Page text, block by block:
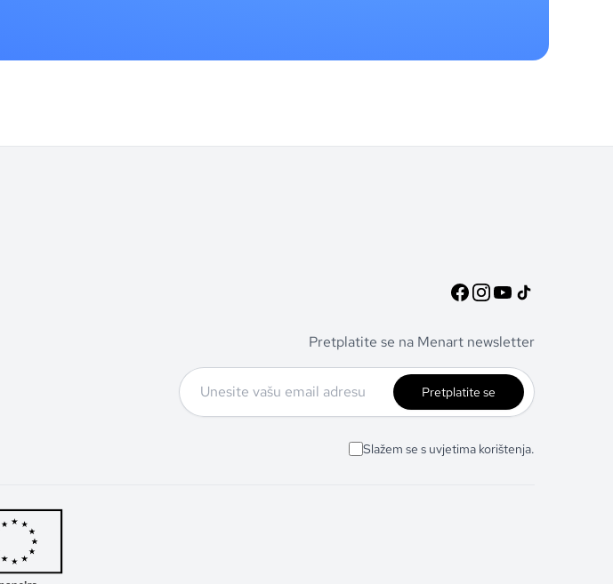
Pretplatite se na Menart newsletter
Pretplatite se
Slažem se s uvjetima korištenja.